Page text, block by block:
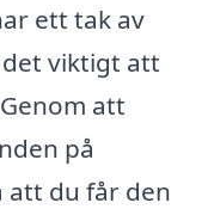
ett tak av
viktigt att
att
på
att du får den